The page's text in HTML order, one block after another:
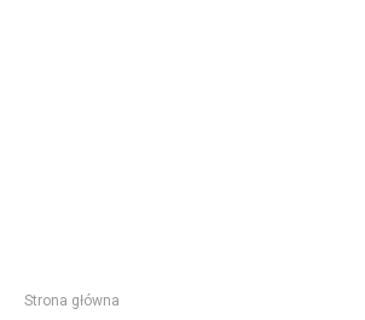
Strona główna